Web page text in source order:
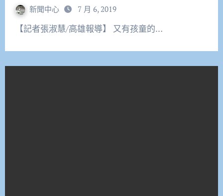
新聞中心 7 月 6, 2019
【記者張淑慧/高雄報導】 又有孩童的…